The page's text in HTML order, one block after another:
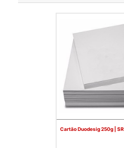
Cartão Duodesig 250g |